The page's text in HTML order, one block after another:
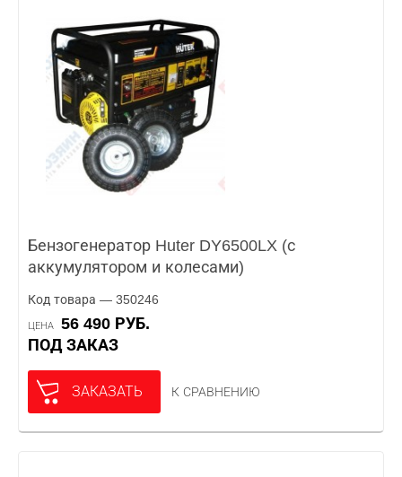
Бензогенератор Huter DY6500LX (с
аккумулятором и колесами)
Код товара — 350246
ЦЕНА
56 490 РУБ.
ПОД ЗАКАЗ
ЗАКАЗАТЬ К СРАВНЕНИЮ